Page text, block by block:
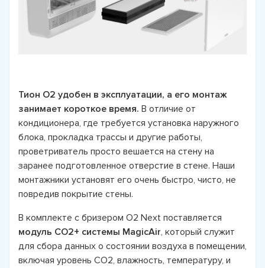
Тион О2 удобен в эксплуатации, а его монтаж
занимает короткое время. В отличие от
кондиционера, где требуется установка наружного
блока, прокладка трассы и другие работы,
проветриватель просто вешается на стену на
заранее подготовленное отверстие в стене. Наши
монтажники установят его очень быстро, чисто, не
повредив покрытие стены.
В комплекте с бризером О2 Next поставляется
модуль СО2+ системы MagicAir, который служит
для сбора данных о состоянии воздуха в помещении,
включая уровень СО2, влажность, температуру, и